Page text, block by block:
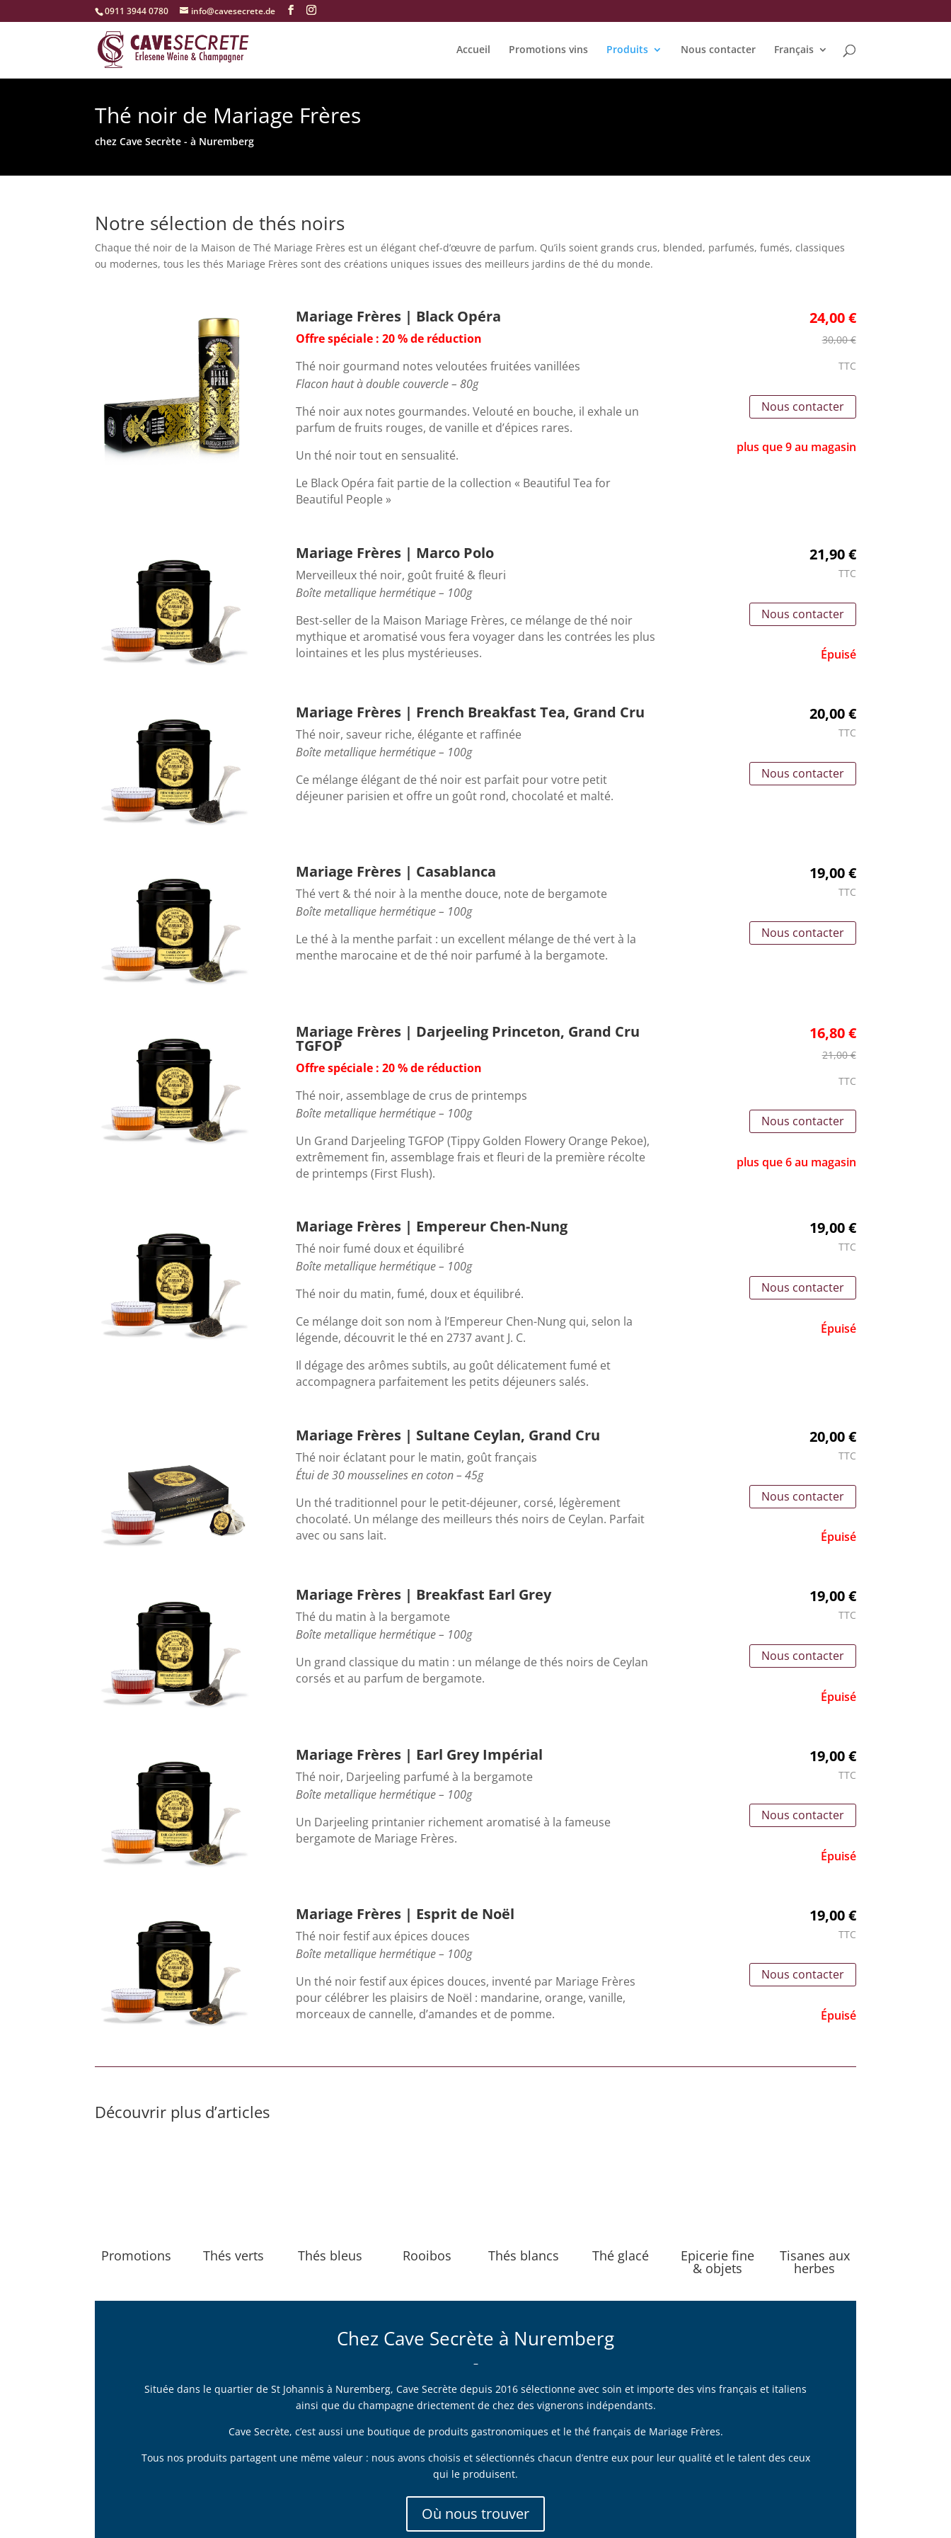
‭0911 3944 0780‬ info@cavesecrete.de
Accueil Promotions vins Produits Nous contacter Français
Thé noir de Mariage Frères
chez Cave Secrète - à Nuremberg
Notre sélection de thés noirs
Chaque thé noir de la Maison de Thé Mariage Frères est un élégant chef-d’œuvre de parfum. Qu’ils soient grands crus, blended, parfumés, fumés, classiques
ou modernes, tous les thés Mariage Frères sont des créations uniques issues des meilleurs jardins de thé du monde.
Mariage Frères | Black Opéra
Offre spéciale : 20 % de réduction
Thé noir gourmand notes veloutées fruitées vanillées
Flacon haut à double couvercle – 80g
Thé noir aux notes gourmandes. Velouté en bouche, il exhale un
parfum de fruits rouges, de vanille et d’épices rares.
Un thé noir tout en sensualité.
Le Black Opéra fait partie de la collection « Beautiful Tea for
Beautiful People »
24,00 €
30,00 €
TTC
Nous contacter
plus que 9 au magasin
Mariage Frères | Marco Polo
Merveilleux thé noir, goût fruité & fleuri
Boîte metallique hermétique – 100g
Best-seller de la Maison Mariage Frères, ce mélange de thé noir
mythique et aromatisé vous fera voyager dans les contrées les plus
lointaines et les plus mystérieuses.
21,90 €
TTC
Nous contacter
Épuisé
Mariage Frères | French Breakfast Tea, Grand Cru
Thé noir, saveur riche, élégante et raffinée
Boîte metallique hermétique – 100g
Ce mélange élégant de thé noir est parfait pour votre petit
déjeuner parisien et offre un goût rond, chocolaté et malté.
20,00 €
TTC
Nous contacter
Mariage Frères | Casablanca
Thé vert & thé noir à la menthe douce, note de bergamote
Boîte metallique hermétique – 100g
Le thé à la menthe parfait : un excellent mélange de thé vert à la
menthe marocaine et de thé noir parfumé à la bergamote.
19,00 €
TTC
Nous contacter
Mariage Frères | Darjeeling Princeton, Grand Cru
TGFOP
Offre spéciale : 20 % de réduction
Thé noir, assemblage de crus de printemps
Boîte metallique hermétique – 100g
Un Grand Darjeeling TGFOP (Tippy Golden Flowery Orange Pekoe),
extrêmement fin, assemblage frais et fleuri de la première récolte
de printemps (First Flush).
16,80 €
21,00 €
TTC
Nous contacter
plus que 6 au magasin
Mariage Frères | Empereur Chen-Nung
Thé noir fumé doux et équilibré
Boîte metallique hermétique – 100g
Thé noir du matin, fumé, doux et équilibré.
Ce mélange doit son nom à l’Empereur Chen-Nung qui, selon la
légende, découvrit le thé en 2737 avant J. C.
Il dégage des arômes subtils, au goût délicatement fumé et
accompagnera parfaitement les petits déjeuners salés.
19,00 €
TTC
Nous contacter
Épuisé
Mariage Frères | Sultane Ceylan, Grand Cru
Thé noir éclatant pour le matin, goût français
Étui de 30 mousselines en coton – 45g
Un thé traditionnel pour le petit-déjeuner, corsé, légèrement
chocolaté. Un mélange des meilleurs thés noirs de Ceylan. Parfait
avec ou sans lait.
20,00 €
TTC
Nous contacter
Épuisé
Mariage Frères | Breakfast Earl Grey
Thé du matin à la bergamote
Boîte metallique hermétique – 100g
Un grand classique du matin : un mélange de thés noirs de Ceylan
corsés et au parfum de bergamote.
19,00 €
TTC
Nous contacter
Épuisé
Mariage Frères | Earl Grey Impérial
Thé noir, Darjeeling parfumé à la bergamote
Boîte metallique hermétique – 100g
Un Darjeeling printanier richement aromatisé à la fameuse
bergamote de Mariage Frères.
19,00 €
TTC
Nous contacter
Épuisé
Mariage Frères | Esprit de Noël
Thé noir festif aux épices douces
Boîte metallique hermétique – 100g
Un thé noir festif aux épices douces, inventé par Mariage Frères
pour célébrer les plaisirs de Noël : mandarine, orange, vanille,
morceaux de cannelle, d’amandes et de pomme.
19,00 €
TTC
Nous contacter
Épuisé
Découvrir plus d’articles
Promotions Thés verts Thés bleus Rooibos Thés blancs Thé glacé Epicerie fine
& objets
Tisanes aux
herbes
Chez Cave Secrète à Nuremberg
–
Située dans le quartier de St Johannis à Nuremberg, Cave Secrète depuis 2016 sélectionne avec soin et importe des vins français et italiens
ainsi que du champagne driectement de chez des vignerons indépendants.
Cave Secrète, c’est aussi une boutique de produits gastronomiques et le thé français de Mariage Frères.
Tous nos produits partagent une même valeur : nous avons choisis et sélectionnés chacun d’entre eux pour leur qualité et le talent des ceux
qui le produisent.
Où nous trouver